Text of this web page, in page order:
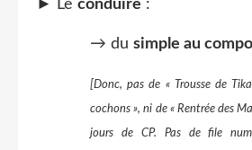
► Le conduire :
→ du simple au
[Donc, pas de « Trousse de
cochons », ni de « Rentrée des
jours de CP. Pas de file